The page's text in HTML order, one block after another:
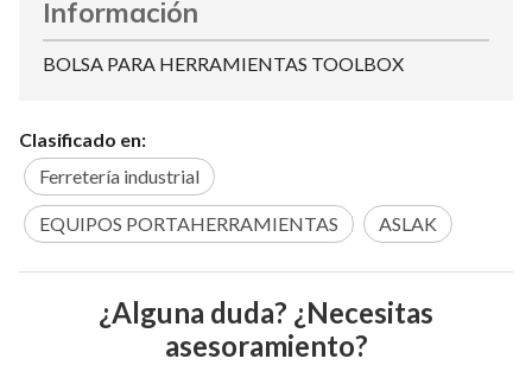
Información
BOLSA PARA HERRAMIENTAS TOOLBOX
Clasificado en:
Ferretería industrial
EQUIPOS PORTAHERRAMIENTAS ASLAK
¿Alguna duda? ¿Necesitas
asesoramiento?